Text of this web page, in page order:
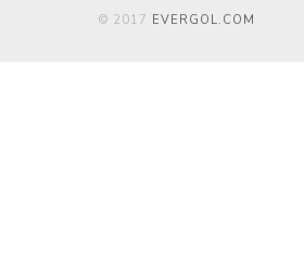
© 2017 EVERGOL.COM